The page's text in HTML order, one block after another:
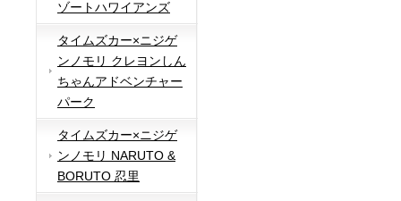
ゾートハワイアンズ
タイムズカー×ニジゲ
ンノモリ クレヨンしん
ちゃんアドベンチャー
パーク
タイムズカー×ニジゲ
ンノモリ NARUTO &
BORUTO 忍里